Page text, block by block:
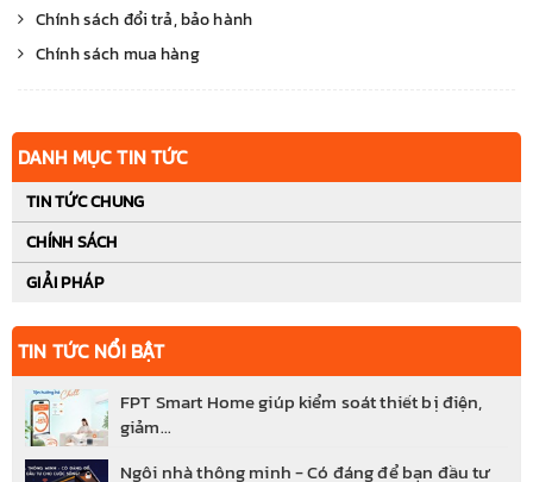
Chính sách đổi trả, bảo hành
Chính sách mua hàng
DANH MỤC TIN TỨC
TIN TỨC CHUNG
CHÍNH SÁCH
GIẢI PHÁP
TIN TỨC NỔI BẬT
FPT Smart Home giúp kiểm soát thiết bị điện,
giảm...
Ngôi nhà thông minh - Có đáng để bạn đầu tư